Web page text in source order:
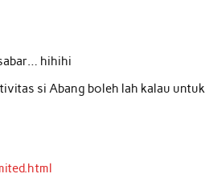
hihihi
si Abang boleh lah kalau untuk